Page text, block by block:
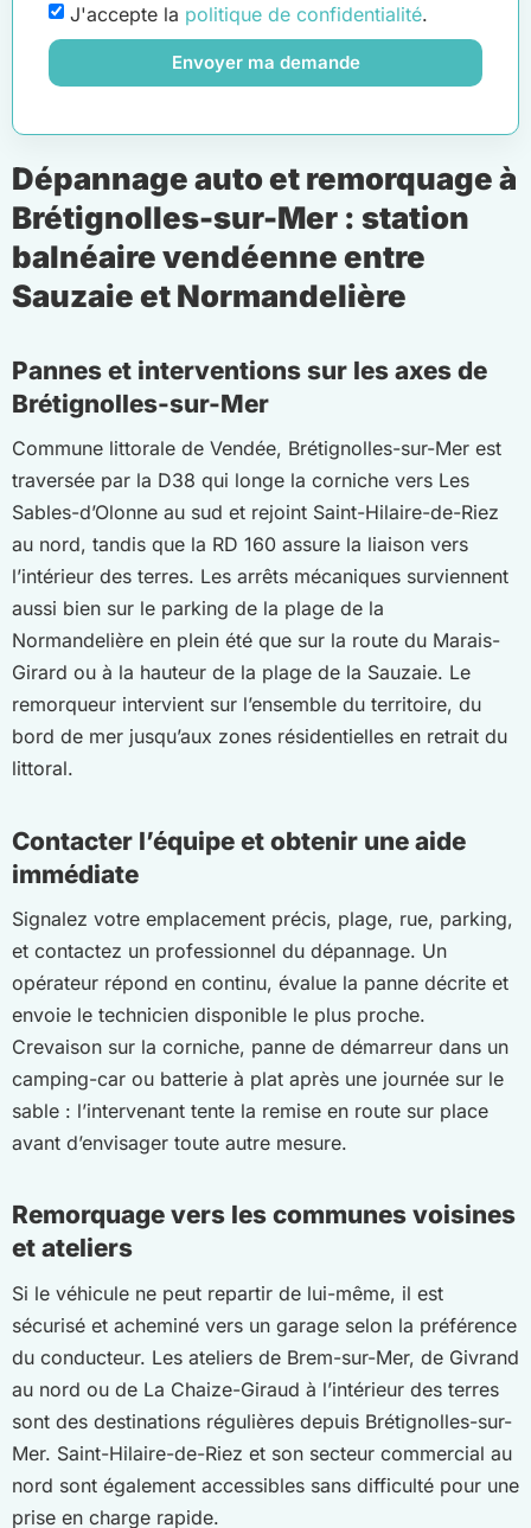
J'accepte la politique de confidentialité.
Envoyer ma demande
Dépannage auto et remorquage à
Brétignolles-sur-Mer : station
balnéaire vendéenne entre
Sauzaie et Normandelière
Pannes et interventions sur les axes de
Brétignolles-sur-Mer
Commune littorale de Vendée, Brétignolles-sur-Mer est
traversée par la D38 qui longe la corniche vers Les
Sables-d’Olonne au sud et rejoint Saint-Hilaire-de-Riez
au nord, tandis que la RD 160 assure la liaison vers
l’intérieur des terres. Les arrêts mécaniques surviennent
aussi bien sur le parking de la plage de la
Normandelière en plein été que sur la route du Marais-
Girard ou à la hauteur de la plage de la Sauzaie. Le
remorqueur intervient sur l’ensemble du territoire, du
bord de mer jusqu’aux zones résidentielles en retrait du
littoral.
Contacter l’équipe et obtenir une aide
immédiate
Signalez votre emplacement précis, plage, rue, parking,
et contactez un professionnel du dépannage. Un
opérateur répond en continu, évalue la panne décrite et
envoie le technicien disponible le plus proche.
Crevaison sur la corniche, panne de démarreur dans un
camping-car ou batterie à plat après une journée sur le
sable : l’intervenant tente la remise en route sur place
avant d’envisager toute autre mesure.
Remorquage vers les communes voisines
et ateliers
Si le véhicule ne peut repartir de lui-même, il est
sécurisé et acheminé vers un garage selon la préférence
du conducteur. Les ateliers de Brem-sur-Mer, de Givrand
au nord ou de La Chaize-Giraud à l’intérieur des terres
sont des destinations régulières depuis Brétignolles-sur-
Mer. Saint-Hilaire-de-Riez et son secteur commercial au
nord sont également accessibles sans difficulté pour une
prise en charge rapide.